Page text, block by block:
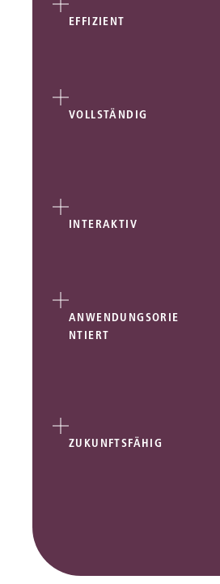
EFFIZIENT
VOLLSTÄNDIG
INTERAKTIV
ANWENDUNGSORIE
NTIERT
ZUKUNFTSFÄHIG